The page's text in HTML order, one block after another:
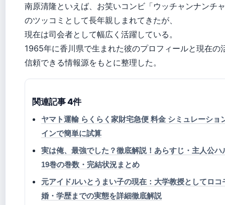
南原清隆といえば、お笑いコンビ「ウッチャンナンチ
のツッコミとして長年親しまれてきたが、
現在は司会者として幅広く活躍している。
1965年に香川県で生まれた彼のプロフィールと現在の
信頼できる情報源をもとに整理した。
関連記事 4件
ヤマト運輸 らくらく家財宅急便 料金 シミュレーショ
インで簡単に試算
実は俺、最強でした？徹底解説！あらすじ・主人公
19巻の巻数・完結状況まとめ
元アイドルいとうまい子の現在：大学教授としてロ
婚・学歴までの実態を詳細徹底解説